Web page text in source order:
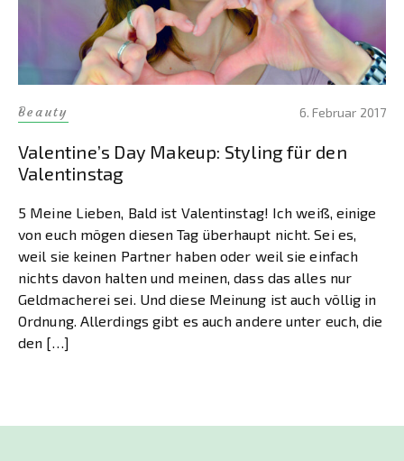
Beauty 6. Februar 2017
Valentine’s Day Makeup: Styling für den
Valentinstag
5 Meine Lieben, Bald ist Valentinstag! Ich weiß, einige
von euch mögen diesen Tag überhaupt nicht. Sei es,
weil sie keinen Partner haben oder weil sie einfach
nichts davon halten und meinen, dass das alles nur
Geldmacherei sei. Und diese Meinung ist auch völlig in
Ordnung. Allerdings gibt es auch andere unter euch, die
den […]